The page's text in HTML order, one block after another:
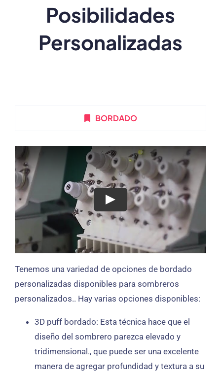
Posibilidades
Personalizadas
BORDADO
Tenemos una variedad de opciones de bordado
personalizadas disponibles para sombreros
personalizados.. Hay varias opciones disponibles:
3D puff bordado: Esta técnica hace que el
diseño del sombrero parezca elevado y
tridimensional., que puede ser una excelente
manera de agregar profundidad y textura a su